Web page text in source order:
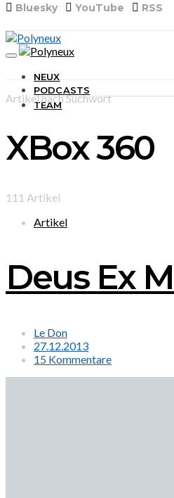
Bluesky YouTube RSS
NEUX
PODCASTS
TEAM
Artikel nach Suchwort
XBox 360
111 Artikel
Artikel
Deus Ex
Le Don
27.12.2013
15 Kommentare